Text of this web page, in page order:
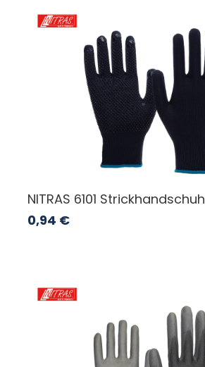
NITRAS 6101 Strickhandschuh
0,94 €